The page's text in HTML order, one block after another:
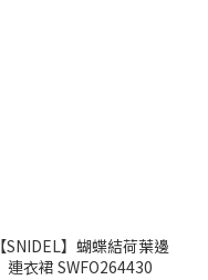
【SNIDEL】蝴蝶結荷葉邊
連衣裙 SWFO264430